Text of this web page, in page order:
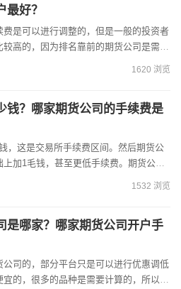
好？
是可以进行调整的，但是一般的投资者
高的，因为排名靠前的期货公司是需要
利基本是靠期货的...
1620 浏览
钱？哪家期货公司的手续费是
，这是交易所手续费区间。然后期货公
加1毛钱，甚至更低手续费。期货公司
的是交易所多费用。所以...
1532 浏览
是哪家？哪家期货公司开户手
司的，部分平台只是可以进行优惠调低
的，很多的品种是需要计算的，所以没